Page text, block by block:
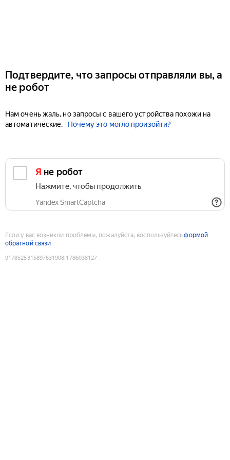
Подтвердите, что запросы отправляли вы, а
не робот
Нам очень жаль, но запросы с вашего устройства похожи на
автоматические.
Почему это могло произойти?
Я не робот
Нажмите, чтобы продолжить
Yandex SmartCaptcha
Если у вас возникли проблемы, пожалуйста, воспользуйтесьформой
обратной связи
9178525315897631908:1786038127